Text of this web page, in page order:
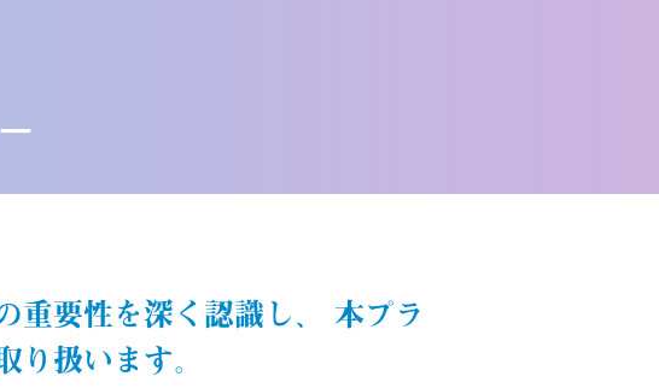
重要性を深く認識し、 本プラ
扱います。